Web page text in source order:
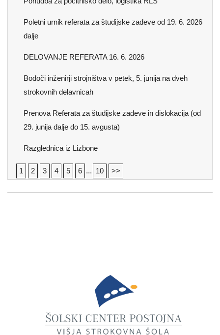
Poletni urnik referata za študijske zadeve od 19. 6. 2026
dalje
DELOVANJE REFERATA 16. 6. 2026
Bodoči inženirji strojništva v petek, 5. junija na dveh
strokovnih delavnicah
Prenova Referata za študijske zadeve in dislokacija (od
29. junija dalje do 15. avgusta)
Razglednica iz Lizbone
1 2 3 4 5 6 ... 10 >>